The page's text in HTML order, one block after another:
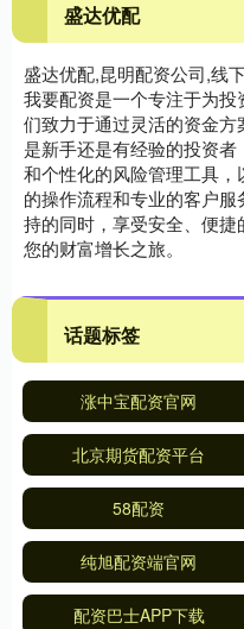
盛达优配
盛达优配,昆明配资公司,线
我要配资是一个专注于为
们致力于通过灵活的资金
是新手还是有经验的投资
和个性化的风险管理工具
的操作流程和专业的客户
持的同时，享受安全、便
您的财富增长之旅。
话题标签
涨中宝配资官网
北京期货配资平台
58配资
纯旭配资端官网
配资巴士APP下载